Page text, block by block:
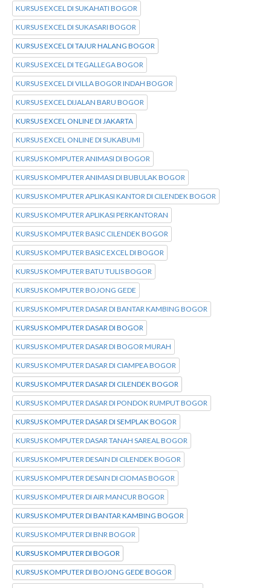
KURSUS EXCEL DI SUKAHATI BOGOR
KURSUS EXCEL DI SUKASARI BOGOR
KURSUS EXCEL DI TAJUR HALANG BOGOR
KURSUS EXCEL DI TEGALLEGA BOGOR
KURSUS EXCEL DI VILLA BOGOR INDAH BOGOR
KURSUS EXCEL DIJALAN BARU BOGOR
KURSUS EXCEL ONLINE DI JAKARTA
KURSUS EXCEL ONLINE DI SUKABUMI
KURSUS KOMPUTER ANIMASI DI BOGOR
KURSUS KOMPUTER ANIMASI DI BUBULAK BOGOR
KURSUS KOMPUTER APLIKASI KANTOR DI CILENDEK BOGOR
KURSUS KOMPUTER APLIKASI PERKANTORAN
KURSUS KOMPUTER BASIC CILENDEK BOGOR
KURSUS KOMPUTER BASIC EXCEL DI BOGOR
KURSUS KOMPUTER BATU TULIS BOGOR
KURSUS KOMPUTER BOJONG GEDE
KURSUS KOMPUTER DASAR DI BANTAR KAMBING BOGOR
KURSUS KOMPUTER DASAR DI BOGOR
KURSUS KOMPUTER DASAR DI BOGOR MURAH
KURSUS KOMPUTER DASAR DI CIAMPEA BOGOR
KURSUS KOMPUTER DASAR DI CILENDEK BOGOR
KURSUS KOMPUTER DASAR DI PONDOK RUMPUT BOGOR
KURSUS KOMPUTER DASAR DI SEMPLAK BOGOR
KURSUS KOMPUTER DASAR TANAH SAREAL BOGOR
KURSUS KOMPUTER DESAIN DI CILENDEK BOGOR
KURSUS KOMPUTER DESAIN DI CIOMAS BOGOR
KURSUS KOMPUTER DI AIR MANCUR BOGOR
KURSUS KOMPUTER DI BANTAR KAMBING BOGOR
KURSUS KOMPUTER DI BNR BOGOR
KURSUS KOMPUTER DI BOGOR
KURSUS KOMPUTER DI BOJONG GEDE BOGOR